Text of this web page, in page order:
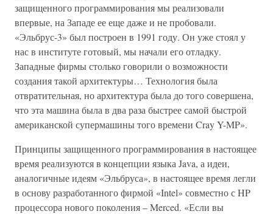
защищенного программирования мы реализовали
впервые, на Западе ее еще даже и не пробовали.
«Эльбрус-3» был построен в 1991 году. Он уже стоял у
нас в институте готовый, мы начали его отладку.
Западные фирмы столько говорили о возможности
создания такой архитектуры… Технология была
отвратительная, но архитектура была до того совершена,
что эта машина была в два раза быстрее самой быстрой
американской супермашины того времени Cray Y-MP».
Принципы защищенного программирования в настоящее
время реализуются в концепции языка Java, а идеи,
аналогичные идеям «Эльбруса», в настоящее время легли
в основу разработанного фирмой «Intel» совместно с HP
процессора нового поколения – Merced. «Если вы